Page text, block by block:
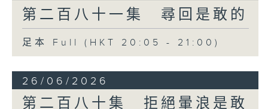
第二百八十一集 尋回是敢的
足本 Full (HKT 20:05 - 21:00)
26/06/2026
第二百八十集 拒絕暈浪是敢